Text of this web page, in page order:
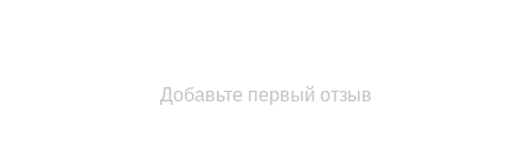
Добавьте первый отзыв